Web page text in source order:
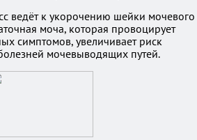
ведёт к укорочению шейки мочевого
моча, которая провоцирует
симптомов, увеличивает риск
мочевыводящих путей.